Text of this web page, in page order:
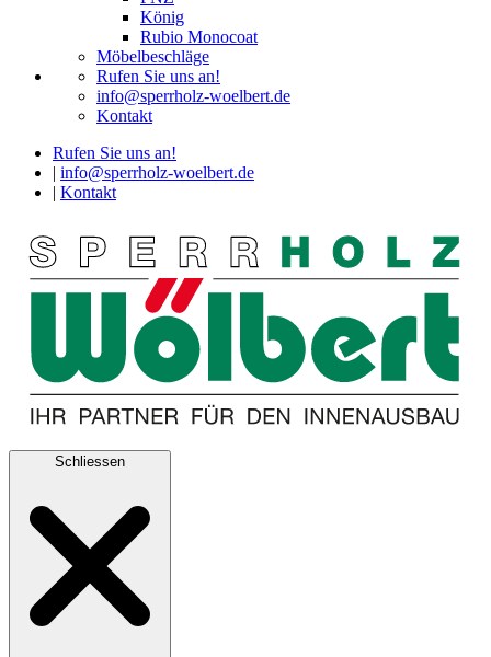
König
Rubio Monocoat
Möbelbeschläge
Rufen Sie uns an!
info@sperrholz-woelbert.de
Kontakt
Rufen Sie uns an!
info@sperrholz-woelbert.de
Kontakt
Schliessen